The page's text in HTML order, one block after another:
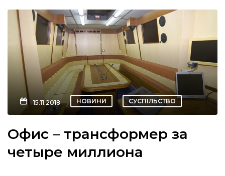
евакуації
новини
15.11.2018 НОВИНИ СУСПІЛЬСТВО
Офис – трансформер за
четыре миллиона